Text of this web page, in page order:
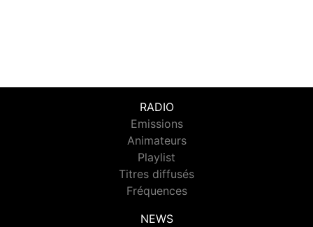
RADIO
Emissions
Animateurs
Playlist
Titres diffusés
Fréquences
NEWS